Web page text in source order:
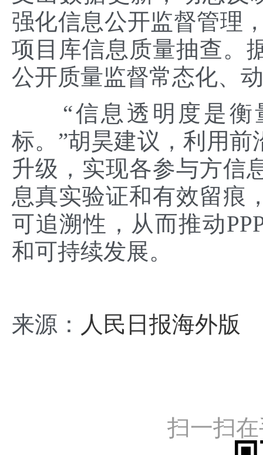
强化信息公开监督管理
项目库信息质量抽查。
公开质量监督常态化、
“信息透明度是衡
标。”胡昊建议，利用
升级，实现各参与方信
息真实验证和有效留痕
可追溯性，从而推动
和可持续发展。
来源： 人民日报海外版
扫一扫